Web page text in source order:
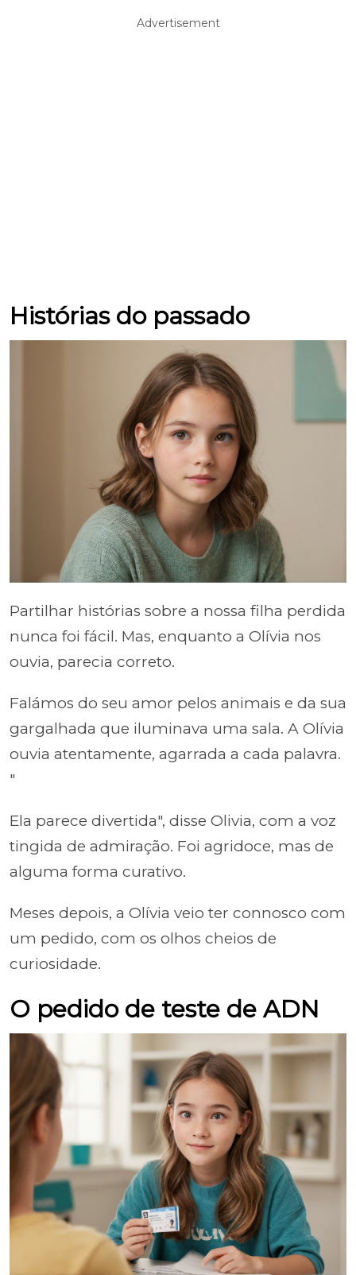
Advertisement
Histórias do passado
Partilhar histórias sobre a nossa filha perdida
nunca foi fácil. Mas, enquanto a Olívia nos
ouvia, parecia correto.
Falámos do seu amor pelos animais e da sua
gargalhada que iluminava uma sala. A Olívia
ouvia atentamente, agarrada a cada palavra.
"
Ela parece divertida", disse Olivia, com a voz
tingida de admiração. Foi agridoce, mas de
alguma forma curativo.
Meses depois, a Olívia veio ter connosco com
um pedido, com os olhos cheios de
curiosidade.
O pedido de teste de ADN